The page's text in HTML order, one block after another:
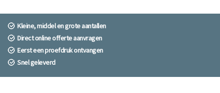
Kleine, middel en grote aantallen
Direct online offerte aanvragen
Eerst een proefdruk ontvangen
Snel geleverd